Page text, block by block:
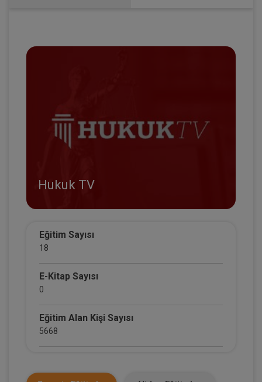
Hukuk TV
Eğitim Sayısı
18
E-Kitap Sayısı
0
Eğitim Alan Kişi Sayısı
5668
0